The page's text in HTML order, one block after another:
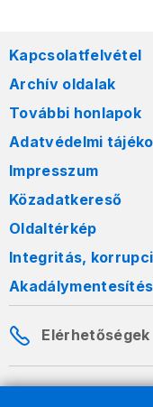
Kapcsolatfelvétel
Archív oldalak
További honlapok
Adatvédelmi
Impresszum
Közadatkereső
Oldaltérkép
Integritás,
Elérhetőségek
A honlapon szereplő